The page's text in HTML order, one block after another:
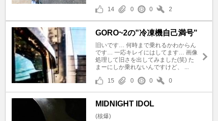
14 0 0 2
GORO~2の"冷凍機自己満号"
旧いです… 何時まで乗れるかわからん
です… 一応キレイにはしてます… 画像
処理して旧さを出してみました(笑) た
まーにしか乗れないんですけど、 ...
15
0 0 0
MIDNIGHT IDOL
(核爆)